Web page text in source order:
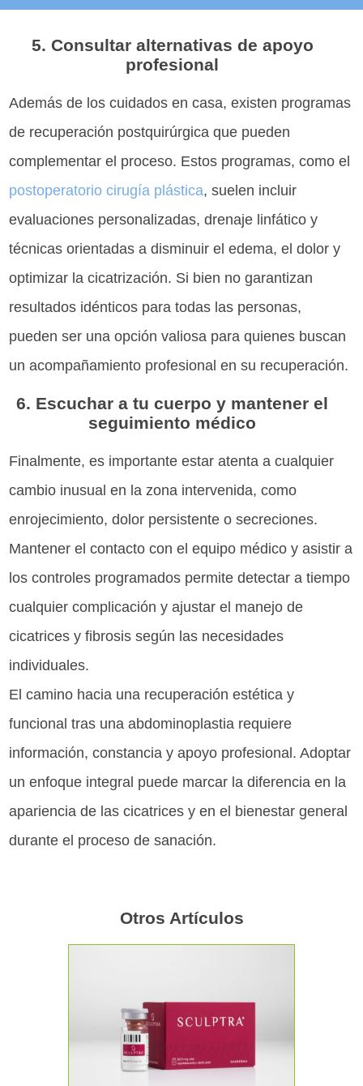
5. Consultar alternativas de apoyo
profesional
Además de los cuidados en casa, existen programas
de recuperación postquirúrgica que pueden
complementar el proceso. Estos programas, como el
postoperatorio cirugía plástica, suelen incluir
evaluaciones personalizadas, drenaje linfático y
técnicas orientadas a disminuir el edema, el dolor y
optimizar la cicatrización. Si bien no garantizan
resultados idénticos para todas las personas,
pueden ser una opción valiosa para quienes buscan
un acompañamiento profesional en su recuperación.
6. Escuchar a tu cuerpo y mantener el
seguimiento médico
Finalmente, es importante estar atenta a cualquier
cambio inusual en la zona intervenida, como
enrojecimiento, dolor persistente o secreciones.
Mantener el contacto con el equipo médico y asistir a
los controles programados permite detectar a tiempo
cualquier complicación y ajustar el manejo de
cicatrices y fibrosis según las necesidades
individuales.
El camino hacia una recuperación estética y
funcional tras una abdominoplastia requiere
información, constancia y apoyo profesional. Adoptar
un enfoque integral puede marcar la diferencia en la
apariencia de las cicatrices y en el bienestar general
durante el proceso de sanación.
Otros Artículos